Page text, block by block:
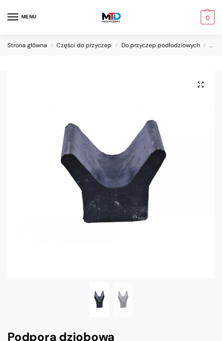
MENU 0
Strona główna / Części do przyczep / Do przyczep podłodziowych /
Podpora dziobowa